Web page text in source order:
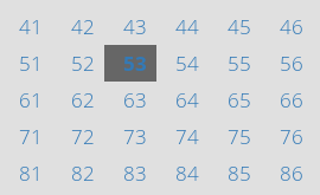
41
42 43 44 45 46
51
52 53 54 55 56
61
62 63 64 65 66
71
72 73 74 75 76
81
82 83 84 85 86